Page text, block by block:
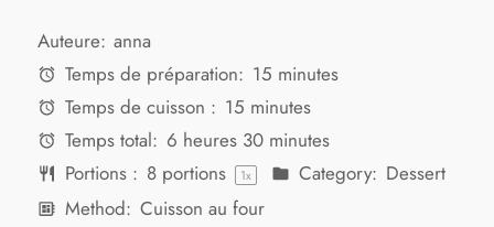
Auteure: anna
Temps de préparation: 15 minutes
Temps de cuisson : 15 minutes
Temps total: 6 heures 30 minutes
Portions : 8portions 1x Category: Dessert
Method: Cuisson au four